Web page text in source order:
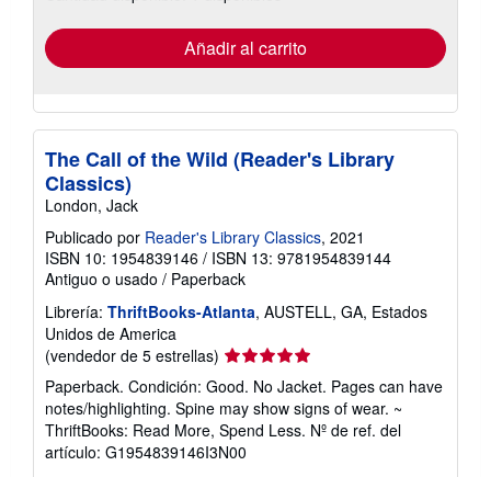
tarifas
envío
Añadir al carrito
The Call of the Wild (Reader's Library
Classics)
London, Jack
Publicado por Reader's Library Classics, 2021
ISBN 10: 1954839146 / ISBN 13: 9781954839144
Antiguo o usado / Paperback
Librería: ThriftBooks-Atlanta, AUSTELL, GA, Estados
Unidos de America
(vendedor de 5 estrellas) Calificación
del
vendedor:
5
de
5
Paperback. Condición: Good. No Jacket. Pages can have
notes/highlighting. Spine may show signs of wear. ~
ThriftBooks: Read More, Spend Less. Nº de ref. del
artículo: G1954839146I3N00